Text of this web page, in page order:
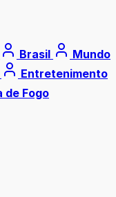
Brasil
Mundo
Entretenimento
de Fogo